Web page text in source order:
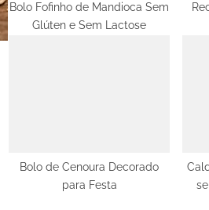
Bolo Fofinho de Mandioca Sem
Glúten e Sem Lactose
Bolo de Cenoura Decorado
para Festa